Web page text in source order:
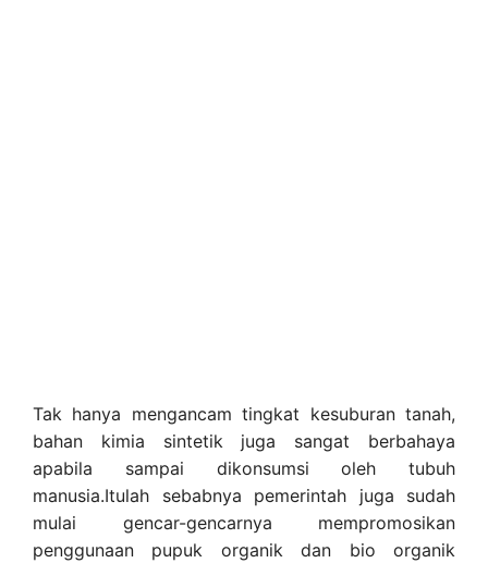
Tak hanya mengancam tingkat kesuburan tanah,
bahan kimia sintetik juga sangat berbahaya
apabila sampai dikonsumsi oleh tubuh
manusia.Itulah sebabnya pemerintah juga sudah
mulai gencar-gencarnya mempromosikan
penggunaan pupuk organik dan bio organik